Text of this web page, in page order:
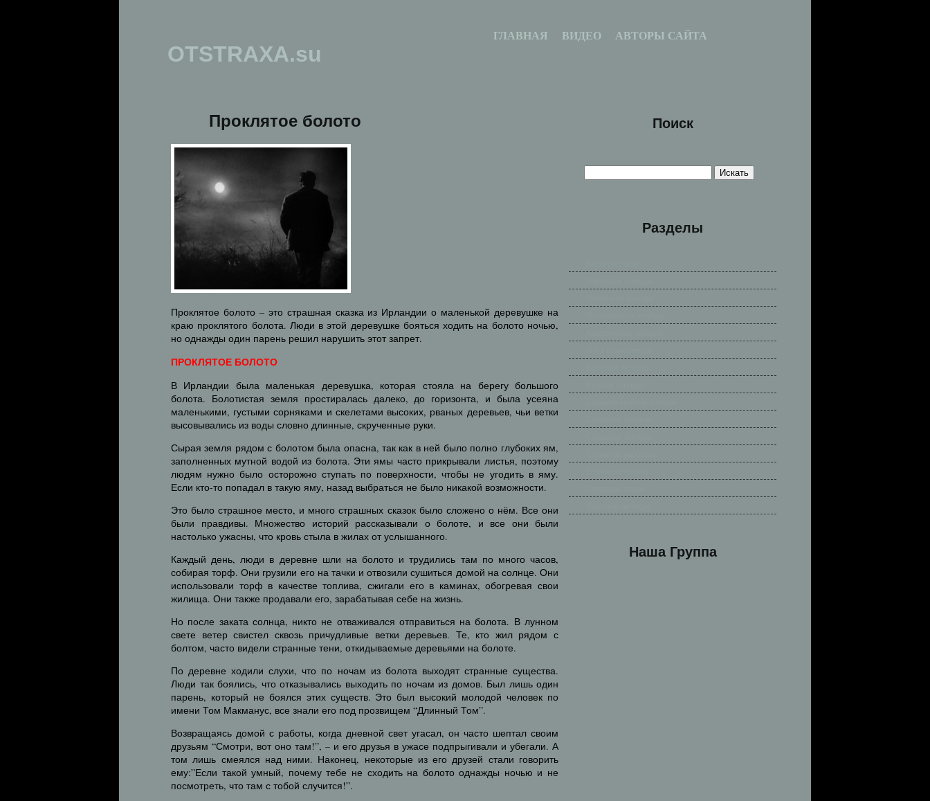
OTSTRAXA.su
ГЛАВНАЯ ВИДЕО АВТОРЫ САЙТА
Проклятое болото
Проклятое болото – это страшная сказка из Ирландии о маленькой деревушке на
краю проклятого болота. Люди в этой деревушке бояться ходить на болото ночью,
но однажды один парень решил нарушить этот запрет.
ПРОКЛЯТОЕ БОЛОТО
В Ирландии была маленькая деревушка, которая стояла на берегу большого
болота. Болотистая земля простиралась далеко, до горизонта, и была усеяна
маленькими, густыми сорняками и скелетами высоких, рваных деревьев, чьи ветки
высовывались из воды словно длинные, скрученные руки.
Сырая земля рядом с болотом была опасна, так как в ней было полно глубоких ям,
заполненных мутной водой из болота. Эти ямы часто прикрывали листья, поэтому
людям нужно было осторожно ступать по поверхности, чтобы не угодить в яму.
Если кто-то попадал в такую яму, назад выбраться не было никакой возможности.
Это было страшное место, и много страшных сказок было сложено о нём. Все они
были правдивы. Множество историй рассказывали о болоте, и все они были
настолько ужасны, что кровь стыла в жилах от услышанного.
Каждый день, люди в деревне шли на болото и трудились там по много часов,
собирая торф. Они грузили его на тачки и отвозили сушиться домой на солнце. Они
использовали торф в качестве топлива, сжигали его в каминах, обогревая свои
жилища. Они также продавали его, зарабатывая себе на жизнь.
Но после заката солнца, никто не отваживался отправиться на болота. В лунном
свете ветер свистел сквозь причудливые ветки деревьев. Те, кто жил рядом с
болтом, часто видели странные тени, откидываемые деревьями на болоте.
По деревне ходили слухи, что по ночам из болота выходят странные существа.
Люди так боялись, что отказывались выходить по ночам из домов. Был лишь один
парень, который не боялся этих существ. Это был высокий молодой человек по
имени Том Макманус, все знали его под прозвищем “Длинный Том”.
Возвращаясь домой с работы, когда дневной свет угасал, он часто шептал своим
друзьям “Смотри, вот оно там!”, – и его друзья в ужасе подпрыгивали и убегали. А
том лишь смеялся над ними. Наконец, некоторые из его друзей стали говорить
ему:”Если такой умный, почему тебе не сходить на болото однажды ночью и не
посмотреть, что там с тобой случится!”.
Поиск
Разделы
Наша Группа